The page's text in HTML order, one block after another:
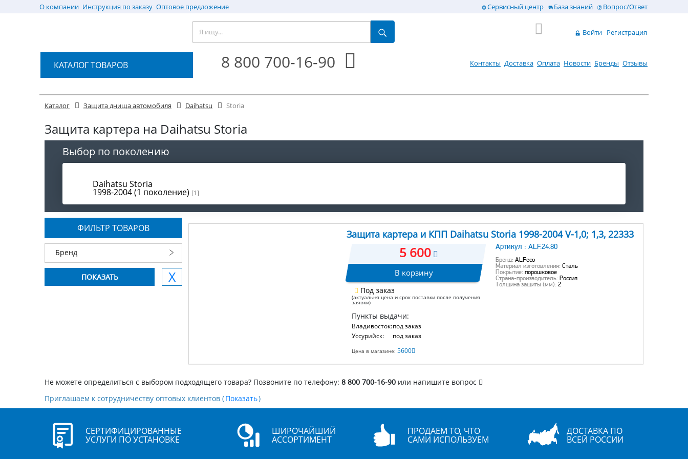
О компании Инструкция по заказу Оптовое предложение Сервисный центр База знаний Вопрос/Ответ
Войти Регистрация
КАТАЛОГ ТОВАРОВ 8 800 700-16-90 Контакты Доставка Оплата Новости Бренды Отзывы
Каталог Защита днища автомобиля Daihatsu Storia
Защита картера на Daihatsu Storia
Выбор по поколению
Daihatsu Storia
1998-2004 (1 поколение) [1]
ФИЛЬТР ТОВАРОВ
Бренд
Защита картера и КПП Daihatsu Storia 1998-2004 V-1,0; 1,3, 22333
5 600
В корзину
Под заказ
(актуальня цена и срок поставки после получения
заявки)
Пункты выдачи:
Владивосток:под заказ
Уссурийск:
под заказ
Цена в магазине: 5600
Артикул : ALF.24.80
Бренд: ALFeco
Материал изготовления: Сталь
Покрытие: порошковое
Страна-производитель: Россия
Толщина защиты (мм): 2
Не можете определиться с выбором подходящего товара? Позвоните по телефону: 8 800 700-16-90 или напишите вопрос
Приглашаем к сотрудничеству оптовых клиентов (
)
СЕРТИФИЦИРОВАННЫЕ
УСЛУГИ ПО УСТАНОВКЕ
ШИРОЧАЙШИЙ
АССОРТИМЕНТ
ПРОДАЕМ ТО, ЧТО
САМИ ИСПОЛЬЗУЕМ
ДОСТАВКА ПО
ВСЕЙ РОССИИ